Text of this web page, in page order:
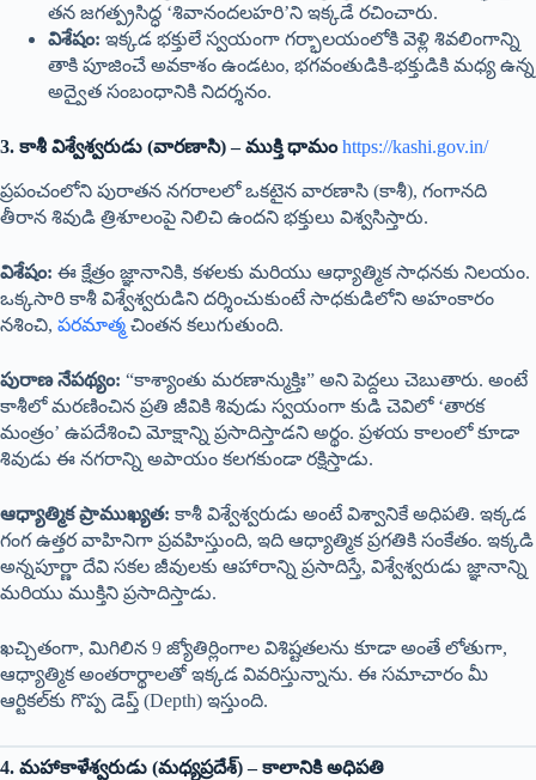
తన జగత్ప్రసిద్ధ ‘శివానందలహరి’ని ఇక్కడే రచించారు.
విశేషం: ఇక్కడ భక్తులే స్వయంగా గర్భాలయంలోకి వెళ్లి శివలింగాన్ని
తాకి పూజించే అవకాశం ఉండటం, భగవంతుడికి-భక్తుడికి మధ్య ఉన్న
అద్వైత సంబంధానికి నిదర్శనం.
3. కాశీ విశ్వేశ్వరుడు (వారణాసి) – ముక్తి ధామం https://kashi.gov.in/
ప్రపంచంలోని పురాతన నగరాలలో ఒకటైన వారణాసి (కాశీ), గంగానది
తీరాన శివుడి త్రిశూలంపై నిలిచి ఉందని భక్తులు విశ్వసిస్తారు.
విశేషం: ఈ క్షేత్రం జ్ఞానానికి, కళలకు మరియు ఆధ్యాత్మిక సాధనకు నిలయం.
ఒక్కసారి కాశీ విశ్వేశ్వరుడిని దర్శించుకుంటే సాధకుడిలోని అహంకారం
నశించి, పరమాత్మ చింతన కలుగుతుంది.
పురాణ నేపథ్యం: “కాశ్యాంతు మరణాన్ముక్తిః” అని పెద్దలు చెబుతారు. అంటే
కాశీలో మరణించిన ప్రతి జీవికి శివుడు స్వయంగా కుడి చెవిలో ‘తారక
మంత్రం’ ఉపదేశించి మోక్షాన్ని ప్రసాదిస్తాడని అర్థం. ప్రళయ కాలంలో కూడా
శివుడు ఈ నగరాన్ని అపాయం కలగకుండా రక్షిస్తాడు.
ఆధ్యాత్మిక ప్రాముఖ్యత: కాశీ విశ్వేశ్వరుడు అంటే విశ్వానికే అధిపతి. ఇక్కడ
గంగ ఉత్తర వాహినిగా ప్రవహిస్తుంది, ఇది ఆధ్యాత్మిక ప్రగతికి సంకేతం. ఇక్కడి
అన్నపూర్ణా దేవి సకల జీవులకు ఆహారాన్ని ప్రసాదిస్తే, విశ్వేశ్వరుడు జ్ఞానాన్ని
మరియు ముక్తిని ప్రసాదిస్తాడు.
ఖచ్చితంగా, మిగిలిన 9 జ్యోతిర్లింగాల విశిష్టతలను కూడా అంతే లోతుగా,
ఆధ్యాత్మిక అంతరార్థాలతో ఇక్కడ వివరిస్తున్నాను. ఈ సమాచారం మీ
ఆర్టికల్‌కు గొప్ప డెప్త్ (Depth) ఇస్తుంది.
4. మహాకాళేశ్వరుడు (మధ్యప్రదేశ్) – కాలానికి అధిపతి